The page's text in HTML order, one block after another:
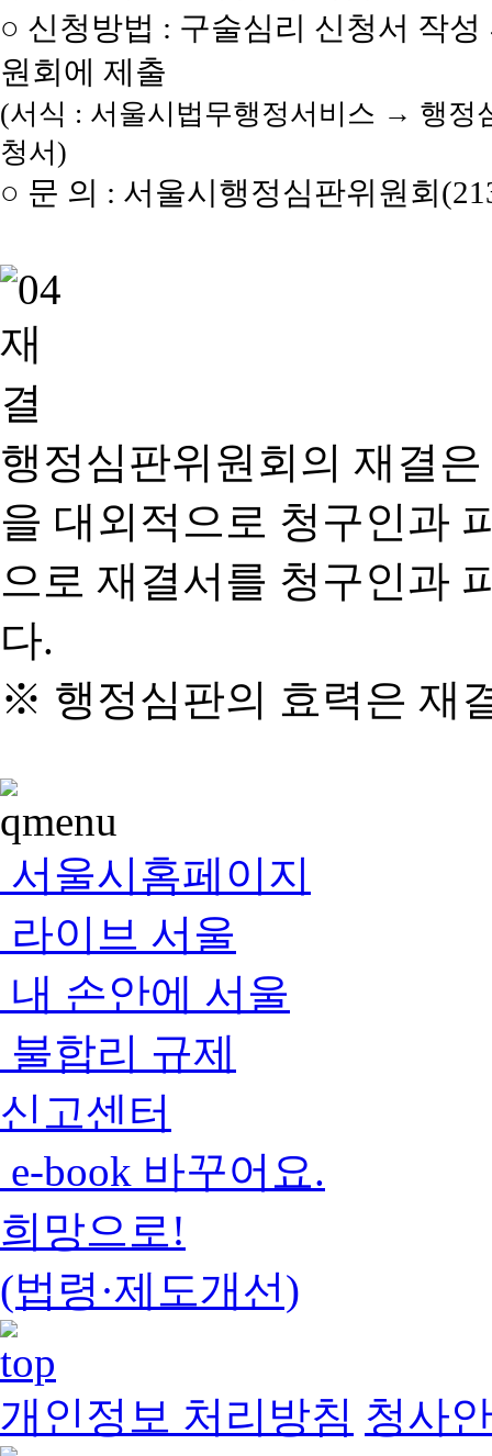
○ 신청방법 : 구술심리 신청서 작
원회에 제출
(서식 : 서울시법무행정서비스 → 행
청서)
○ 문 의 : 서울시행정심판위원회
행정심판위원회의 재결
을 대외적으로 청구인과
으로 재결서를 청구인과
다.
※ 행정심판의 효력은 재
서울시홈페이지
라이브 서울
내 손안에 서울
불합리 규제
신고센터
e-book 바꾸어요.
희망으로!
(법령·제도개선)
개인정보 처리방침 청사